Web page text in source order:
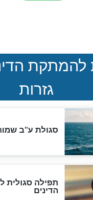
המסמך האבוד
במרתפי מוסקבה:
הנדיר של
"מודה לקב"ה על כל
לכל המאמרים